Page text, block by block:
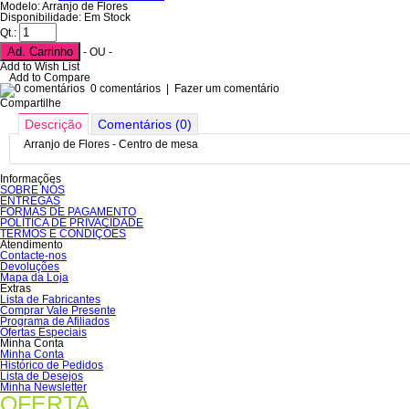
Modelo: Arranjo de Flores
Disponibilidade: Em Stock
Qt.:
Ad. Carrinho
- OU -
Add to Wish List
Add to Compare
0 comentários
Fazer um comentário
Compartilhe
Descrição Comentários (0)
Arranjo de Flores - Centro de mesa
Informações
SOBRE NÓS
ENTREGAS
FORMAS DE PAGAMENTO
POLÍTICA DE PRIVACIDADE
TERMOS E CONDIÇÕES
Atendimento
Contacte-nos
Devoluções
Mapa da Loja
Extras
Lista de Fabricantes
Comprar Vale Presente
Programa de Afiliados
Ofertas Especiais
Minha Conta
Minha Conta
Histórico de Pedidos
Lista de Desejos
Minha Newsletter
OFERTA